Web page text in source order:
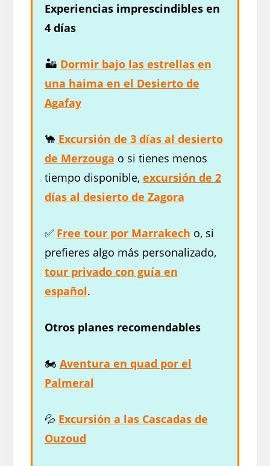
Experiencias imprescindibles en
4 días
🏜️ Dormir bajo las estrellas en
una haima en el Desierto de
Agafay
🐪 Excursión de 3 días al desierto
de Merzouga o si tienes menos
tiempo disponible, excursión de 2
días al desierto de Zagora
✅ Free tour por Marrakech o, si
prefieres algo más personalizado,
tour privado con guía en
español.
Otros planes recomendables
🏍️ Aventura en quad por el
Palmeral
💦 Excursión a las Cascadas de
Ouzoud